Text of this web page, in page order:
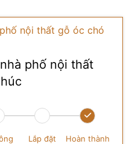
phố nội thất
Lắp đặt
Hoàn thành